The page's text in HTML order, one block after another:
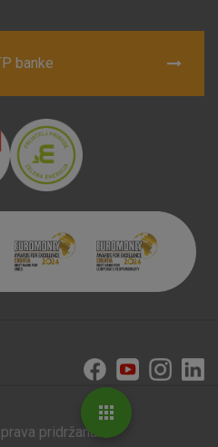
banke
pridržana.